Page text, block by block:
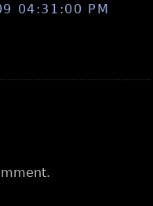
04:31:00 PM